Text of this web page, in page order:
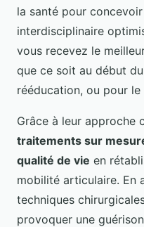
la santé pour
interdisciplinaire
vous recevez le
que ce soit au début
rééducation, ou pour
Grâce à leur approche
traitements sur
qualité de vie en
mobilité articulaire. En
techniques
provoquer une